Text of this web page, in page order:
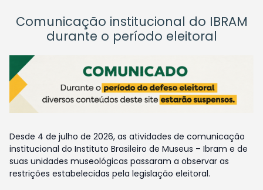
Comunicação institucional do IBRAM
durante o período eleitoral
Desde 4 de julho de 2026, as atividades de comunicação
institucional do Instituto Brasileiro de Museus – Ibram e de
suas unidades museológicas passaram a observar as
restrições estabelecidas pela legislação eleitoral.